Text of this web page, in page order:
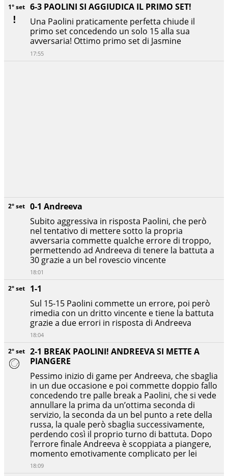
2° set 2-1 BREAK PAOLINI! ANDREEVA SI METTE A
PIANGERE
Pessimo inizio di game per Andreeva, che sbaglia
in un due occasione e poi commette doppio fallo
concedendo tre palle break a Paolini, che si vede
annullare la prima da un’ottima seconda di
servizio, la seconda da un bel punto a rete della
russa, la quale però sbaglia successivamente,
perdendo così il proprio turno di battuta. Dopo
l’errore finale Andreeva è scoppiata a piangere,
momento emotivamente complicato per lei
18:09
2° set
1-1
Sul 15-15 Paolini commette un errore, poi però
rimedia con un dritto vincente e tiene la battuta
grazie a due errori in risposta di Andreeva
18:04
2° set 0-1 Andreeva
Subito aggressiva in risposta Paolini, che però
nel tentativo di mettere sotto la propria
avversaria commette qualche errore di troppo,
permettendo ad Andreeva di tenere la battuta a
30 grazie a un bel rovescio vincente
18:01
1° set 6-3 PAOLINI SI AGGIUDICA IL PRIMO SET!
Una Paolini praticamente perfetta chiude il
primo set concedendo un solo 15 alla sua
avversaria! Ottimo primo set di Jasmine
17:55